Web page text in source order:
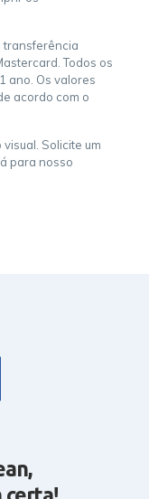
transferência
Todos os
ano. Os valores
acordo com o
Solicite um
para nosso